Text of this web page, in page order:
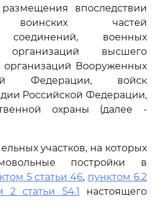
впоследствии
воинских частей
соединений, военных
организаций высшего
организаций Вооруженных
Федерации, войск
Российской Федерации,
охраны (далее -
участков, на которых
постройки в
5 статьи 46, пунктом 6.2
2 статьи 54.1 настоящего